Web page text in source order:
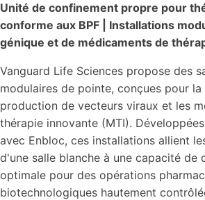
Unité de confinement propre pour
conforme aux BPF | Installations
génique et de médicaments de
Vanguard Life Sciences propose des
modulaires de pointe, conçues pour
production de vecteurs viraux et les
thérapie innovante (MTI).
avec Enbloc, ces installations allient
d'une salle blanche à une capacité de
optimale pour des opérations
biotechnologiques hautement